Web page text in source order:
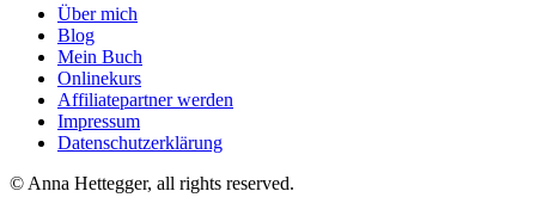
Über mich
Blog
Mein Buch
Onlinekurs
Affiliatepartner werden
Impressum
Datenschutzerklärung
© Anna Hettegger, all rights reserved.